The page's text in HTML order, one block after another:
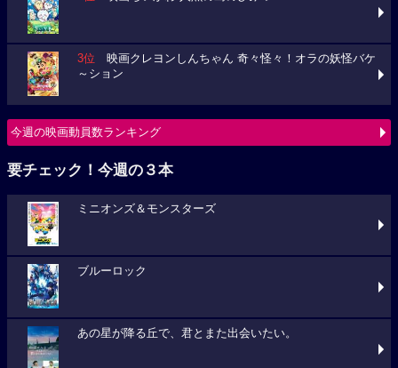
3位 映画クレヨンしんちゃん 奇々怪々！オラの妖怪バケ
～ション
今週の映画動員数ランキング
要チェック！今週の３本
ミニオンズ＆モンスターズ
ブルーロック
あの星が降る丘で、君とまた出会いたい。